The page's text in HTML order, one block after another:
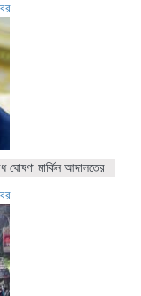
ঘোষণা মার্কিন আদালতের